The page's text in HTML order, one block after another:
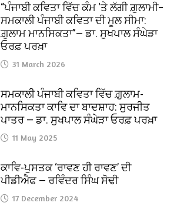
“ਪੰਜਾਬੀ ਕਵਿਤਾ ਵਿੱਚ ਕੰਮ ‘ਤੇ ਲੱਗੀ ਗ਼ੁਲਾਮੀ–
ਸਮਕਾਲੀ ਪੰਜਾਬੀ ਕਵਿਤਾ ਦੀ ਮੂਲ ਸੀਮਾ:
ਗ਼ੁਲਾਮ ਮਾਨਸਿਕਤਾ”— ਡਾ. ਸੁਖਪਾਲ ਸੰਘੇੜਾ
ਓਰਫ਼ ਪਰਖ਼ਾ
31 March 2026
ਸਮਕਾਲੀ ਪੰਜਾਬੀ ਕਵਿਤਾ ਵਿੱਚ ਗ਼ੁਲਾਮ-
ਮਾਨਸਿਕਤਾ ਕਾਵਿ ਦਾ ਬਾਦਸ਼ਾਹ: ਸੁਰਜੀਤ
ਪਾਤਰ — ਡਾ. ਸੁਖਪਾਲ ਸੰਘੇੜਾ ਓਰਫ਼ ਪਰਖ਼ਾ
11 May 2025
ਕਾਵਿ-ਪੁਸਤਕ ‘ਰਾਵਣ ਹੀ ਰਾਵਣ’ ਦੀ
ਪੀਡੀਐਫ — ਰਵਿੰਦਰ ਸਿੰਘ ਸੋਢੀ
17 December 2024